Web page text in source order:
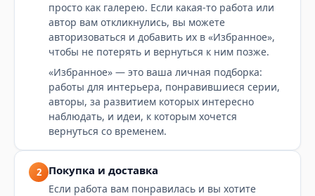
просто как галерею. Если какая-то работа или
автор вам откликнулись, вы можете
авторизоваться и добавить их в «Избранное»,
чтобы не потерять и вернуться к ним позже.
«Избранное» — это ваша личная подборка:
работы для интерьера, понравившиеся серии,
авторы, за развитием которых интересно
наблюдать, и идеи, к которым хочется
вернуться со временем.
2 Покупка и доставка
Если работа вам понравилась и вы хотите